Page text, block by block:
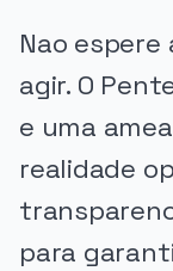
Nao
agir. O
e uma
realidade
para